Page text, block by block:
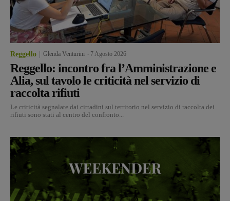
Reggello Glenda Venturini 7 Agosto 2026
Reggello: incontro fra l’Amministrazione e
Alia, sul tavolo le criticità nel servizio di
raccolta rifiuti
Le criticità segnalate dai cittadini sul territorio nel servizio di raccolta dei
rifiuti sono stati al centro del confronto...